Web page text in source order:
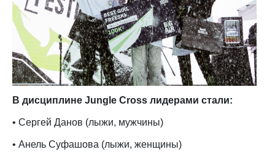
В дисциплине Jungle Cross лидерами стали:
• Сергей Данов (лыжи, мужчины)
• Анель Суфашова (лыжи, женщины)